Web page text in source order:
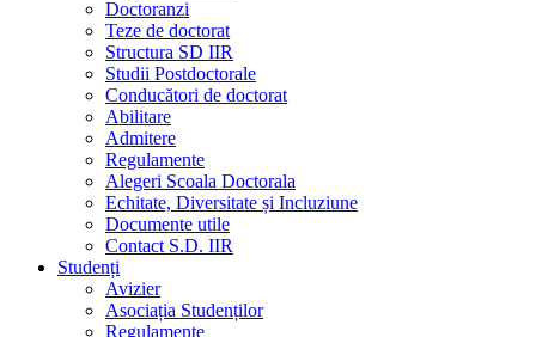
Doctoranzi
Teze de doctorat
Structura SD IIR
Studii Postdoctorale
Conducători de doctorat
Abilitare
Admitere
Regulamente
Alegeri Scoala Doctorala
Echitate, Diversitate și Incluziune
Documente utile
Contact S.D. IIR
Studenți
Avizier
Asociația Studenților
Regulamente